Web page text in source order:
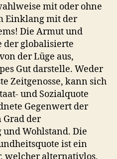
mit oder ohne
Einklang mit der
Die Armut und
der globalisierte
der Lüge aus,
Gut darstelle. Weder
Zeitgenosse, kann sich
und Sozialquote
Gegenwert der
Grad der
Wohlstand. Die
ist ein
welcher alternativlos,